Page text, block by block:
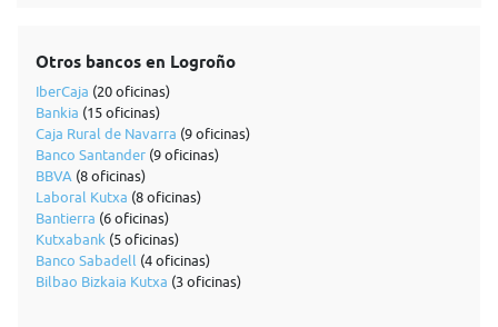
Otros bancos en Logroño
IberCaja (20 oficinas)
Bankia (15 oficinas)
Caja Rural de Navarra (9 oficinas)
Banco Santander (9 oficinas)
BBVA (8 oficinas)
Laboral Kutxa (8 oficinas)
Bantierra (6 oficinas)
Kutxabank (5 oficinas)
Banco Sabadell (4 oficinas)
Bilbao Bizkaia Kutxa (3 oficinas)